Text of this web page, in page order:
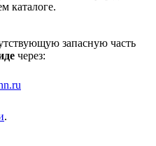
каталоге.
запасную часть
через:
.